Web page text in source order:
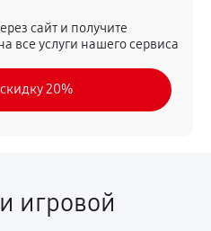
сайт и получите
все услуги нашего сервиса
20%
игровой